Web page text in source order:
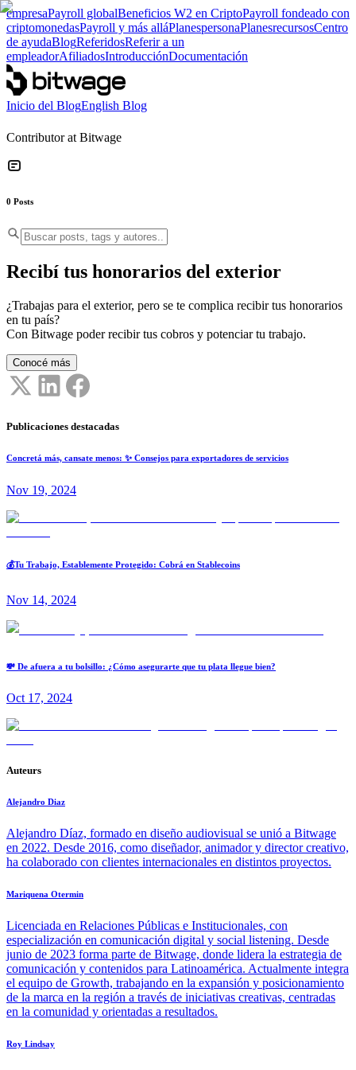
empresaPayroll globalBeneficios W2 en CriptoPayroll fondeado con
criptomonedasPayroll y más alláPlanespersonaPlanesrecursosCentro
de ayudaBlogReferidosReferir a un
empleadorAfiliadosIntroducciónDocumentación
Inicio del BlogEnglish Blog
Contributor at Bitwage
0 Posts
Recibí tus honorarios del exterior
¿Trabajas para el exterior, pero se te complica recibir tus honorarios
en tu país?
Con Bitwage poder recibir tus cobros y potenciar tu trabajo.
Conocé más
Publicaciones destacadas
Concretá más, cansate menos: ✨ Consejos para exportadores de servicios
Nov 19, 2024
💰Tu Trabajo, Establemente Protegido: Cobrá en Stablecoins
Nov 14, 2024
💸 De afuera a tu bolsillo: ¿Cómo asegurarte que tu plata llegue bien?
Oct 17, 2024
Auteurs
Alejandro Diaz
Alejandro Díaz, formado en diseño audiovisual se unió a Bitwage
en 2022. Desde 2016, como diseñador, animador y director creativo,
ha colaborado con clientes internacionales en distintos proyectos.
Mariquena Otermin
Licenciada en Relaciones Públicas e Institucionales, con
especialización en comunicación digital y social listening. Desde
junio de 2023 forma parte de Bitwage, donde lidera la estrategia de
comunicación y contenidos para Latinoamérica. Actualmente integra
el equipo de Growth, trabajando en la expansión y posicionamiento
de la marca en la región a través de iniciativas creativas, centradas
en la comunidad y orientadas a resultados.
Roy Lindsay